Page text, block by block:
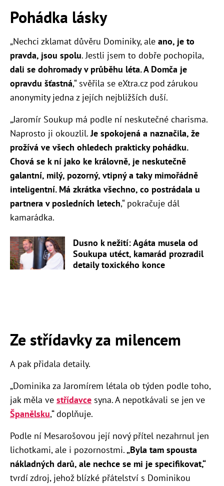
Pohádka lásky
„Nechci zklamat důvěru Dominiky, ale ano, je to
pravda, jsou spolu. Jestli jsem to dobře pochopila,
dali se dohromady v průběhu léta. A Domča je
opravdu šťastná,“ svěřila se eXtra.cz pod zárukou
anonymity jedna z jejích nejbližších duší.
„Jaromír Soukup má podle ní neskutečné charisma.
Naprosto ji okouzlil.Je spokojená a naznačila, že
prožívá ve všech ohledech prakticky pohádku.
Chová se k ní jako ke královně, je neskutečně
galantní, milý, pozorný, vtipný a taky mimořádně
inteligentní. Má zkrátka všechno, co postrádala u
partnera v posledních letech,“ pokračuje dál
kamarádka.
Dusno k nežití: Agáta musela od
Soukupa utéct, kamarád prozradil
detaily toxického konce
Ze střídavky za milencem
A pak přidala detaily.
„Dominika za Jaromírem létala ob týden podle toho,
jak měla ve střídavce syna. A nepotkávali se jen ve
Španělsku,“ doplňuje.
Podle ní Mesarošovou její nový přítel nezahrnul jen
lichotkami, ale i pozornostmi.„Byla tam spousta
nákladných darů, ale nechce se mi je specifikovat,“
tvrdí zdroj, jehož blízké přátelství s Dominikou